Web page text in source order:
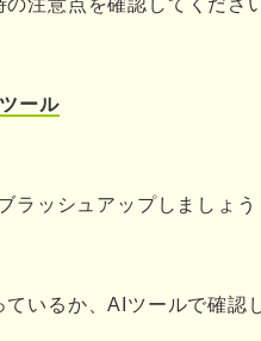
場合
場合
る場合
いる場合
ール
ラッシュアップしましょう
いるか、AIツールで確認